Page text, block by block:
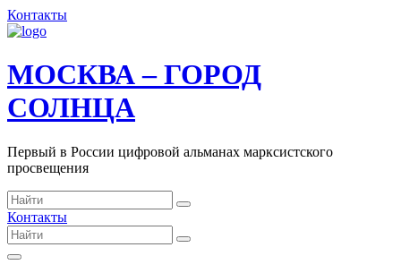
Контакты
МОСКВА – ГОРОД
СОЛНЦА
Первый в России цифровой альманах марксистского
просвещения
Контакты